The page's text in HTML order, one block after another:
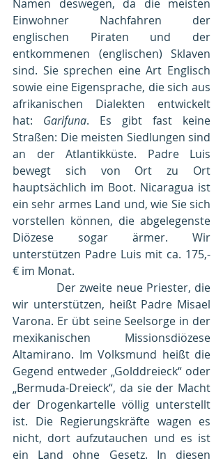
Namen deswegen, da die meisten
Einwohner Nachfahren der
englischen Piraten und der
entkommenen (englischen) Sklaven
sind. Sie sprechen eine Art Englisch
sowie eine Eigensprache, die sich aus
afrikanischen Dialekten entwickelt
hat: Garifuna. Es gibt fast keine
Straßen: Die meisten Siedlungen sind
an der Atlantikküste. Padre Luis
bewegt sich von Ort zu Ort
hauptsächlich im Boot. Nicaragua ist
ein sehr armes Land und, wie Sie sich
vorstellen können, die abgelegenste
Diözese sogar ärmer. Wir
unterstützen Padre Luis mit ca. 175,-
€ im Monat.
Der zweite neue Priester, die
wir unterstützen, heißt Padre Misael
Varona. Er übt seine Seelsorge in der
mexikanischen Missionsdiözese
Altamirano. Im Volksmund heißt die
Gegend entweder „Golddreieck“ oder
„Bermuda-Dreieck“, da sie der Macht
der Drogenkartelle völlig unterstellt
ist. Die Regierungskräfte wagen es
nicht, dort aufzutauchen und es ist
ein Land ohne Gesetz. In diesen